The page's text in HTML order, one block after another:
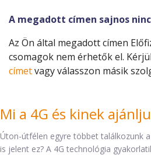
A megadott címen sajnos
Az Ön által megadott címen
csomagok nem érhetők el.
címetvagy válasszon másik
Mi a 4G és kinek
Úton-útfélen egyre többet találkozunk
is jelent ez? A 4G technológia